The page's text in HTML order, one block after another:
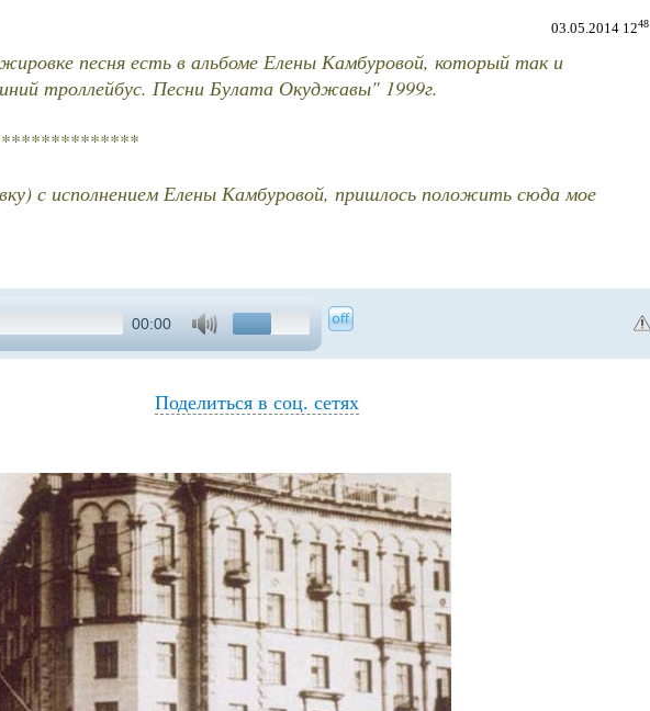
03.05.2014 1248
песня есть в альбоме Елены Камбуровой, который так и
троллейбус. Песни Булата Окуджавы" 1999г.
с исполнением Елены Камбуровой, пришлось положить сюда мое
00:00
Поделиться в соц. сетях